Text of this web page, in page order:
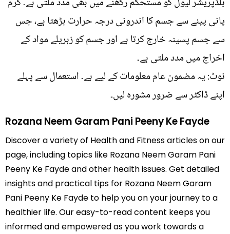
پانی پینے سے جسم کا اندرونی درجہ حرارت بڑھتا ہے، جس
سے جسم پسینہ خارج کرتا ہے اور جسم کو زہریلے مواد کے
اخراج میں مدد ملتی ہے۔
نوٹ: یہ مضمون عام معلومات کے لیے ہے۔ استعمال سے پہلے
اپنے ڈاکٹر سے ضرور مشورہ لیں۔
Rozana Neem Garam Pani Peeny Ke Fayde
Discover a variety of Health and Fitness articles on our
page, including topics like Rozana Neem Garam Pani
Peeny Ke Fayde and other health issues. Get detailed
insights and practical tips for Rozana Neem Garam
Pani Peeny Ke Fayde to help you on your journey to a
healthier life. Our easy-to-read content keeps you
informed and empowered as you work towards a